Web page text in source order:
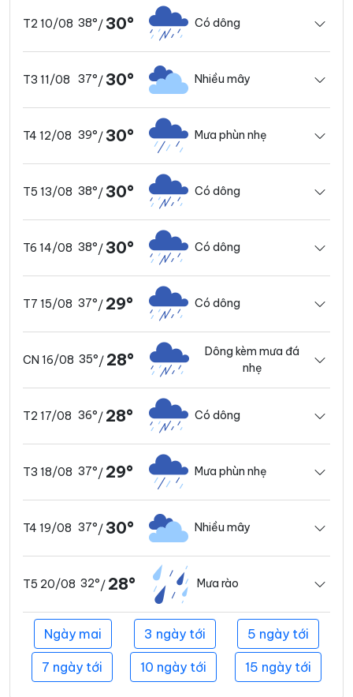
T2 10/08 38°/30° Có dông
T3 11/08 37°/30° Nhiều mây
T4 12/08 39°/30° Mưa phùn nhẹ
T5 13/08 38°/30° Có dông
T6 14/08 38°/30° Có dông
T7 15/08 37°/ 29° Có dông
CN 16/08 35°/ 28°
Dông kèm mưa đá
nhẹ
T2 17/08 36°/ 28° Có dông
T3 18/08 37°/ 29° Mưa phùn nhẹ
T4 19/08 37°/30° Nhiều mây
T5 20/08 32°/ 28° Mưa rào
Ngày mai 3 ngày tới 5 ngày tới
7 ngày tới 10 ngày tới 15 ngày tới